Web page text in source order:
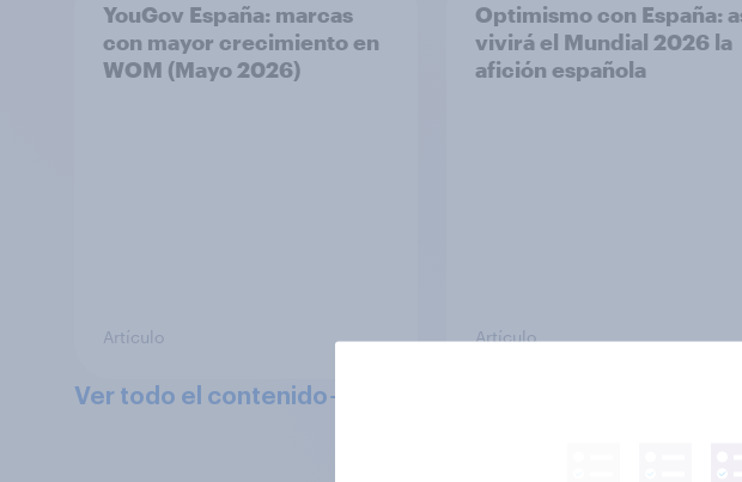
YouGov España: marcas
con mayor crecimiento en
WOM (Mayo 2026)
Artículo
Optimismo con España:
vivirá el Mundial 2026 la
afición española
Artículo
Ver todo el contenido
Por